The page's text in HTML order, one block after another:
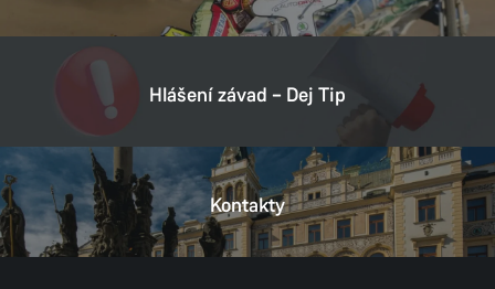
Hlášení závad – Dej Tip
Kontakty